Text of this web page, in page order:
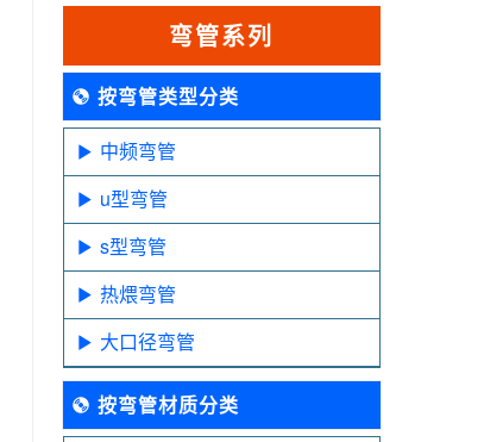
弯管系列
按弯管类型分类
中频弯管
u型弯管
s型弯管
热煨弯管
大口径弯管
按弯管材质分类